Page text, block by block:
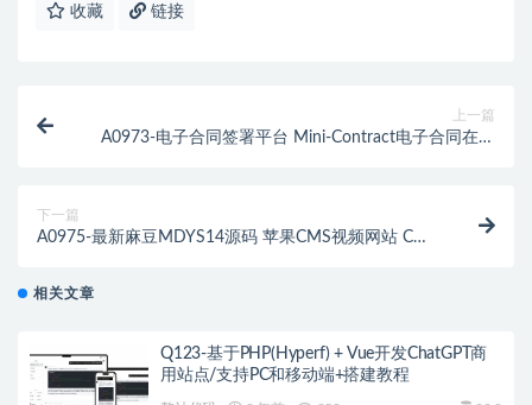
收藏 链接
上一篇
A0973-电子合同签署平台 Mini-Contract电子合同在线
下一篇
A0975-最新麻豆MDYS14源码 苹果CMS视频网站 CMS
相关文章
Q123-基于PHP(Hyperf) + Vue开发ChatGPT商
用站点/支持PC和移动端+搭建教程